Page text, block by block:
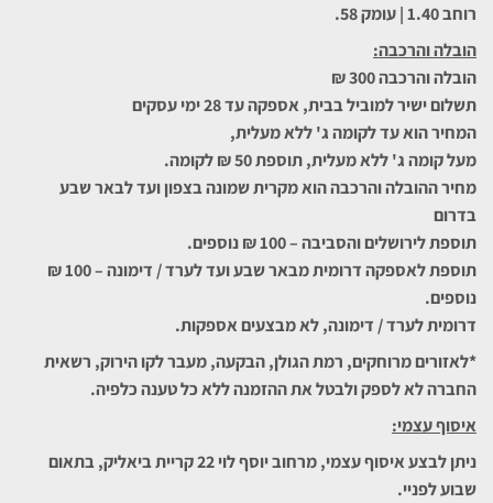
רוחב 1.40 | עומק 58.
הובלה והרכבה:
הובלה והרכבה 300 ₪
תשלום ישיר למוביל בבית, אספקה עד 28 ימי עסקים
המחיר הוא עד לקומה ג' ללא מעלית,
מעל קומה ג' ללא מעלית, תוספת 50 ₪ לקומה.
מחיר ההובלה והרכבה הוא מקרית שמונה בצפון ועד לבאר שבע
בדרום
תוספת לירושלים והסביבה – 100 ₪ נוספים.
תוספת לאספקה דרומית מבאר שבע ועד לערד / דימונה – 100 ₪
נוספים.
דרומית לערד / דימונה, לא מבצעים אספקות.
*לאזורים מרוחקים, רמת הגולן, הבקעה, מעבר לקו הירוק, רשאית
החברה לא לספק ולבטל את ההזמנה ללא כל טענה כלפיה.
איסוף עצמי:
ניתן לבצע איסוף עצמי, מרחוב יוסף לוי 22 קריית ביאליק, בתאום
שבוע לפניי.